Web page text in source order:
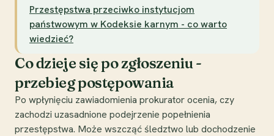
Przestępstwa przeciwko instytucjom
państwowym w Kodeksie karnym - co warto
wiedzieć?
Co dzieje się po zgłoszeniu -
przebieg postępowania
Po wpłynięciu zawiadomienia prokurator ocenia, czy
zachodzi uzasadnione podejrzenie popełnienia
przestępstwa. Może wszcząć śledztwo lub dochodzenie